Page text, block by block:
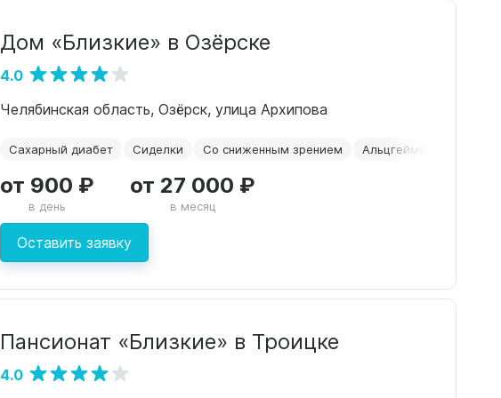
Дом «Близкие» в Озёрске
4.0
Челябинская область, Озёрск, улица Архипова
Сахарный диабет Сиделки Со сниженным зрением Альцгеймер
Оставить заявку
от 900 ₽
в день
от 27 000 ₽
в месяц
Пансионат «Близкие» в Троицке
4.0